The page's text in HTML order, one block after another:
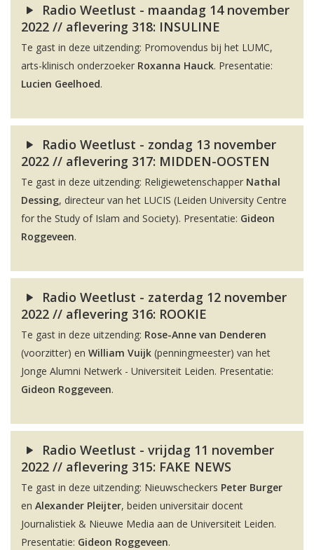
Radio Weetlust - maandag 14 november
2022 // aflevering 318: INSULINE
Te gast in deze uitzending: Promovendus bij het LUMC,
arts-klinisch onderzoeker Roxanna Hauck. Presentatie:
Lucien Geelhoed.
Radio Weetlust - zondag 13 november
2022 // aflevering 317: MIDDEN-OOSTEN
Te gast in deze uitzending: Religiewetenschapper Nathal
Dessing, directeur van het LUCIS (Leiden University Centre
for the Study of Islam and Society). Presentatie: Gideon
Roggeveen.
Radio Weetlust - zaterdag 12 november
2022 // aflevering 316: ROOKIE
Te gast in deze uitzending: Rose-Anne van Denderen
(voorzitter) en William Vuijk (penningmeester) van het
Jonge Alumni Netwerk - Universiteit Leiden. Presentatie:
Gideon Roggeveen.
Radio Weetlust - vrijdag 11 november
2022 // aflevering 315: FAKE NEWS
Te gast in deze uitzending: Nieuwscheckers Peter Burger
en Alexander Pleijter, beiden universitair docent
Journalistiek & Nieuwe Media aan de Universiteit Leiden.
Presentatie: Gideon Roggeveen.